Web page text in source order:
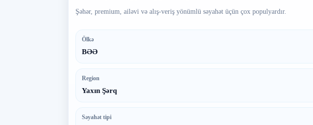
Şəhər, premium, ailəvi və alış-veriş yönümlü səyahət üçün çox populyardır.
Ölkə
BƏƏ
Region
Yaxın Şərq
Səyahət tipi